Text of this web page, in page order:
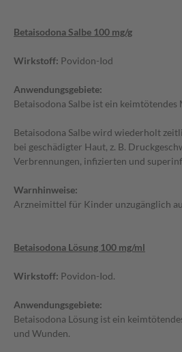
Betaisodona Salbe 100 mg/g
Wirkstoff: Povidon-Iod
Anwendungsgebiete:
Betaisodona Salbe ist ein
Betaisodona Salbe wird wiederholt
bei geschädigter Haut, z. B.
Verbrennungen, infizierten und
Warnhinweise:
Arzneimittel für Kinder unzugänglich
Betaisodona Lösung 100 mg/ml
Wirkstoff: Povidon-Iod.
Anwendungsgebiete:
Betaisodona Lösung ist ein
und Wunden.